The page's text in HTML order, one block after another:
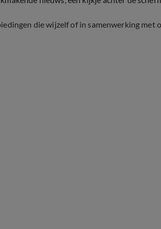
die wijzelf of in samenwerking